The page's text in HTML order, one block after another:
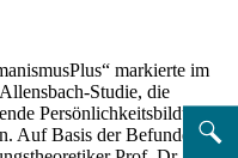
markierte im
Studie, die
Persönlichkeitsbildung
Auf Basis der Befunde